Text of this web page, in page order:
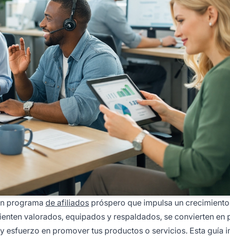
programa de afiliados próspero que impulsa un
valorados, equipados y respaldados, se convierten en
esfuerzo en promover tus productos o servicios. Esta guía